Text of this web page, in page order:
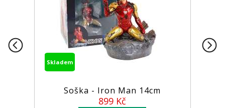
Soška - Iron Man 14cm